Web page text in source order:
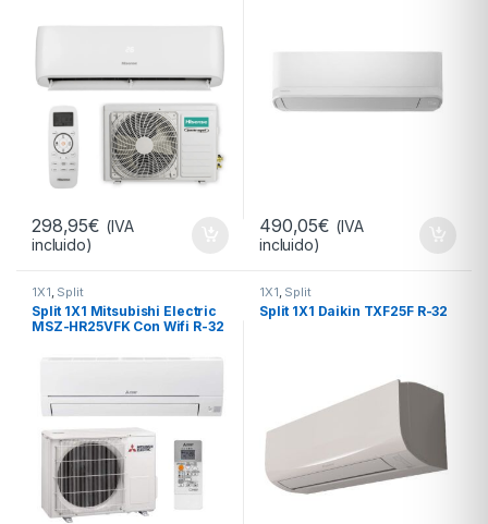
298,95€ (IVA
incluido)
490,05€ (IVA
incluido)
1X1 Split
Split 1X1 Mitsubishi Electric
MSZ-HR25VFK Con Wifi R-32
1X1 Split
Split 1X1 Daikin TXF25F R-32